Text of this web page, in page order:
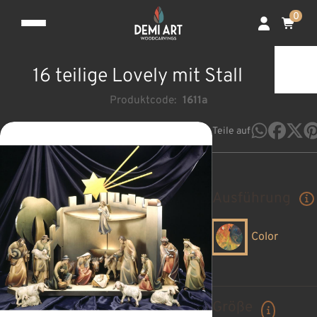
0
16 teilige Lovely mit Stall
Produktcode: 1611a
Teile auf
Color